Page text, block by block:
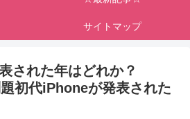
サイトマップ
された年はどれか？
初代iPhoneが発表された